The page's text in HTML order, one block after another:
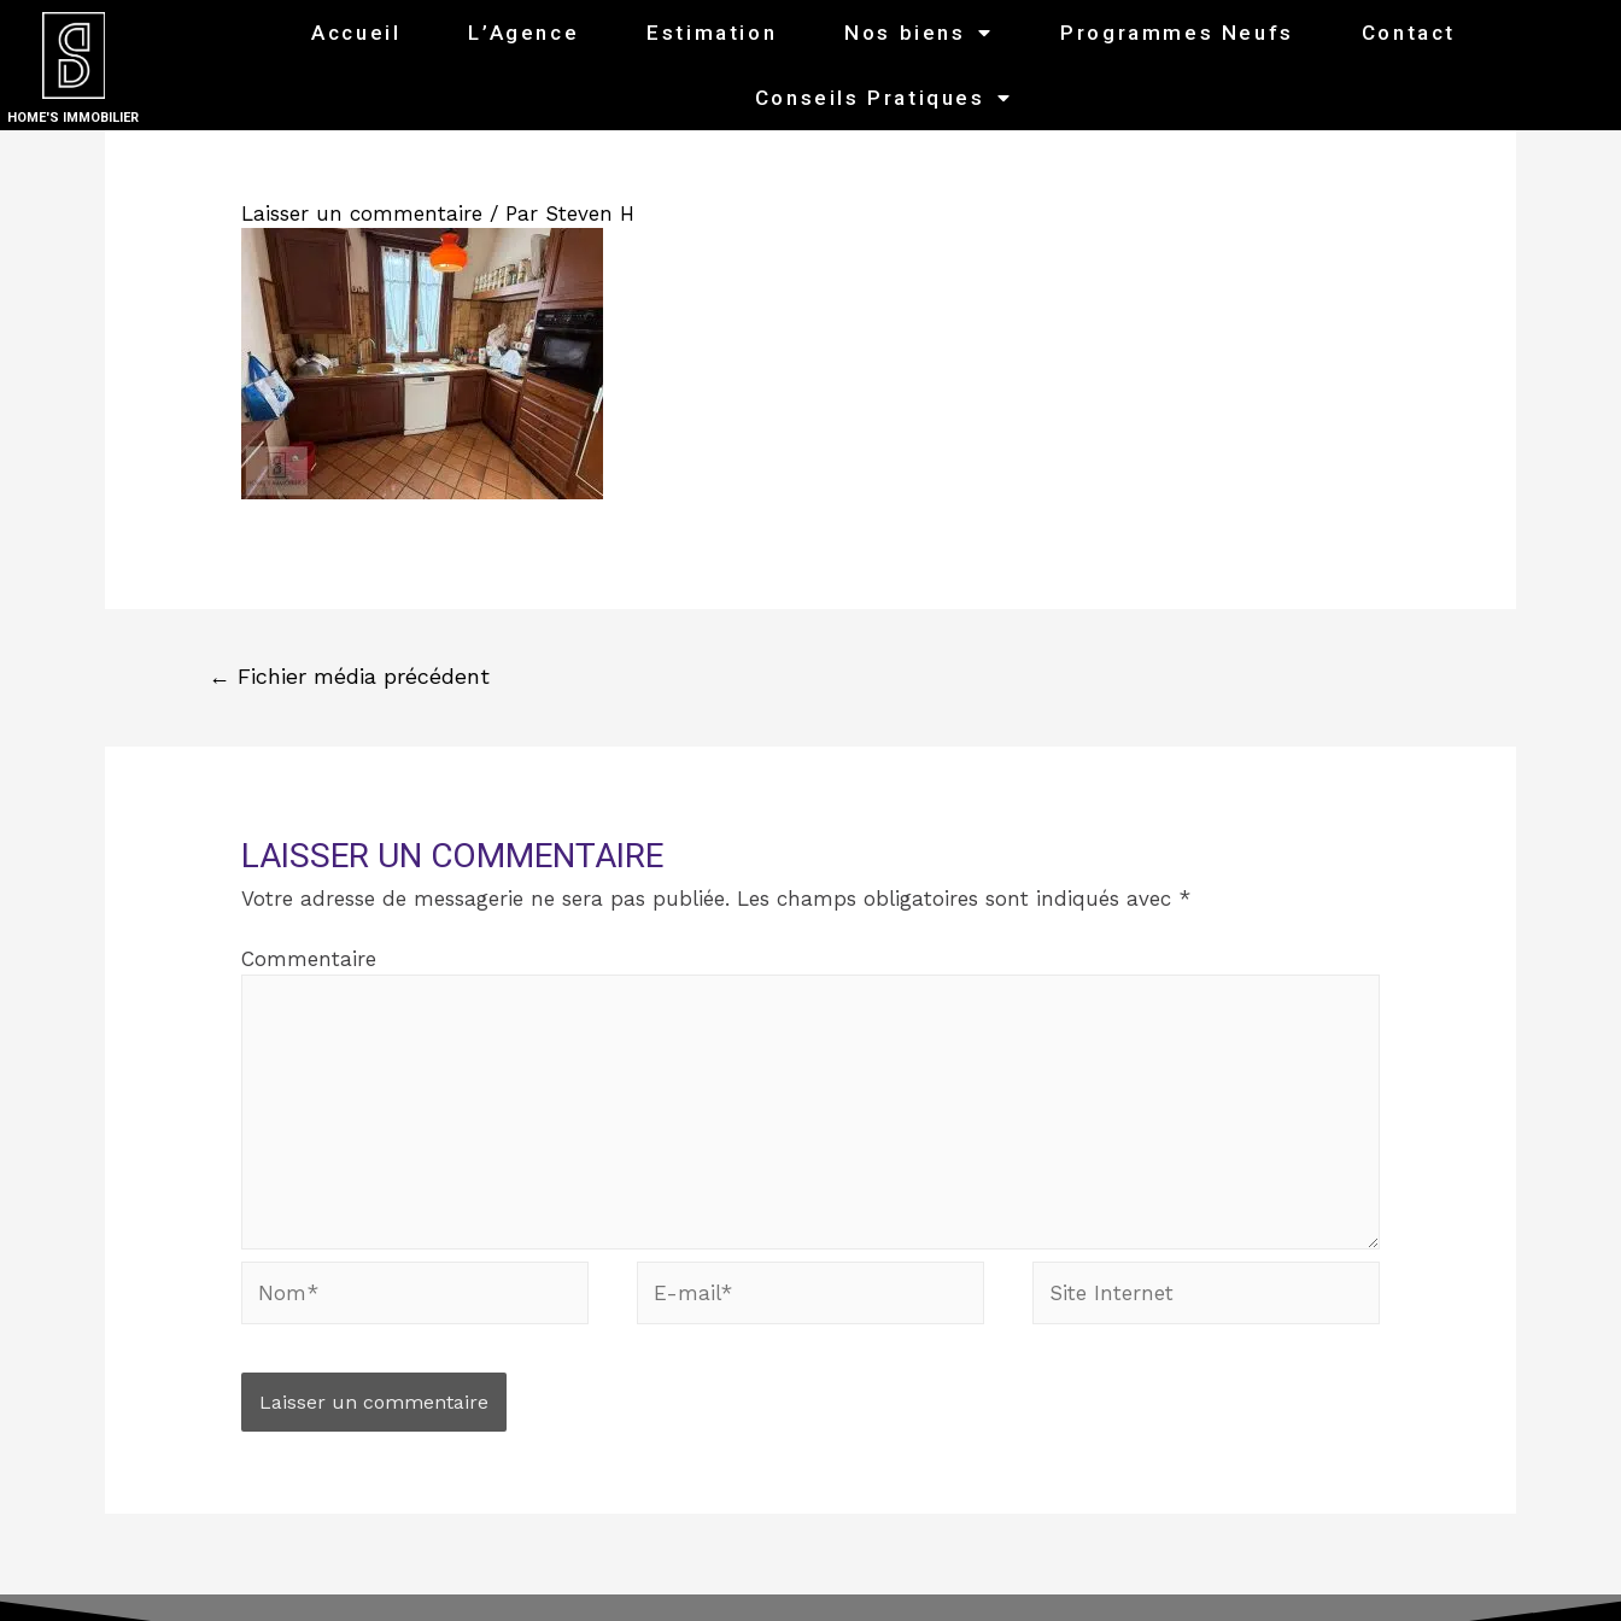
HOME'S IMMOBILIER
Accueil L’Agence Estimation Nos biens Programmes Neufs Contact
Conseils Pratiques
Laisser un commentaire / Par Steven H
← Fichier média précédent
LAISSER UN COMMENTAIRE
Votre adresse de messagerie ne sera pas publiée. Les champs obligatoires sont indiqués avec *
Commentaire